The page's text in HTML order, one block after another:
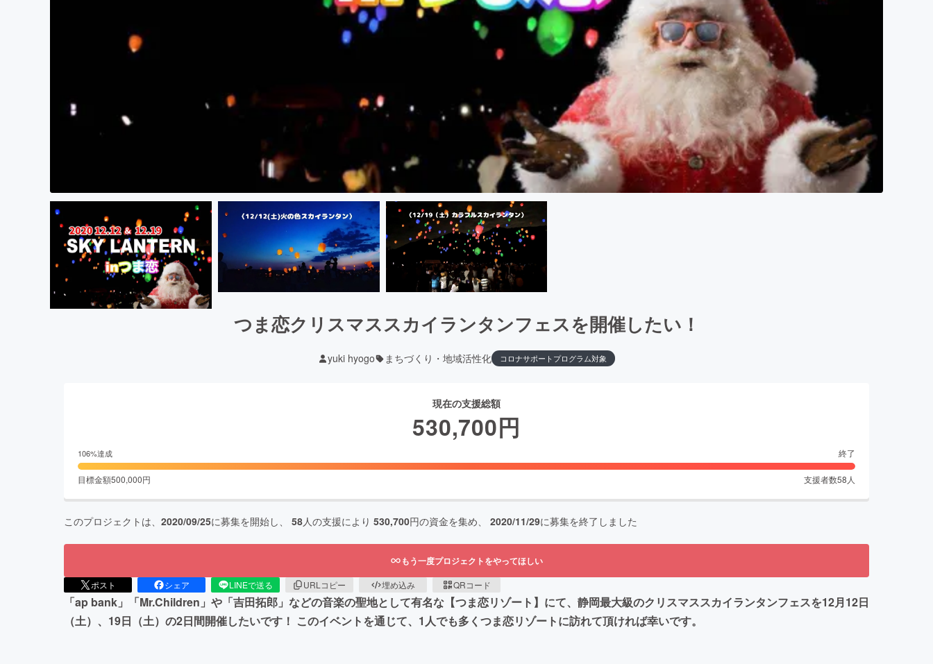
つま恋クリスマススカイランタンフェスを開催したい！
yuki hyogo まちづくり・地域活性化 コロナサポートプログラム対象
現在の支援総額
530,700円
106%達成 終了
目標金額500,000円 支援者数58 人
このプロジェクトは、 2020/09/25に募集を開始し、 58人の支援により 530,700円の資金を集め、 2020/11/29に募集を終了しました
もう一度プロジェクトをやってほしい
ポスト シェア LINEで送る URLコピー 埋め込み QRコード
「ap bank」「Mr.Children」や「吉田拓郎」などの音楽の聖地として有名な【つま恋リゾート】にて、静岡最大級のクリスマススカイランタンフェスを12月12日
（土）、19日（土）の2日間開催したいです！ このイベントを通じて、1人でも多くつま恋リゾートに訪れて頂ければ幸いです。